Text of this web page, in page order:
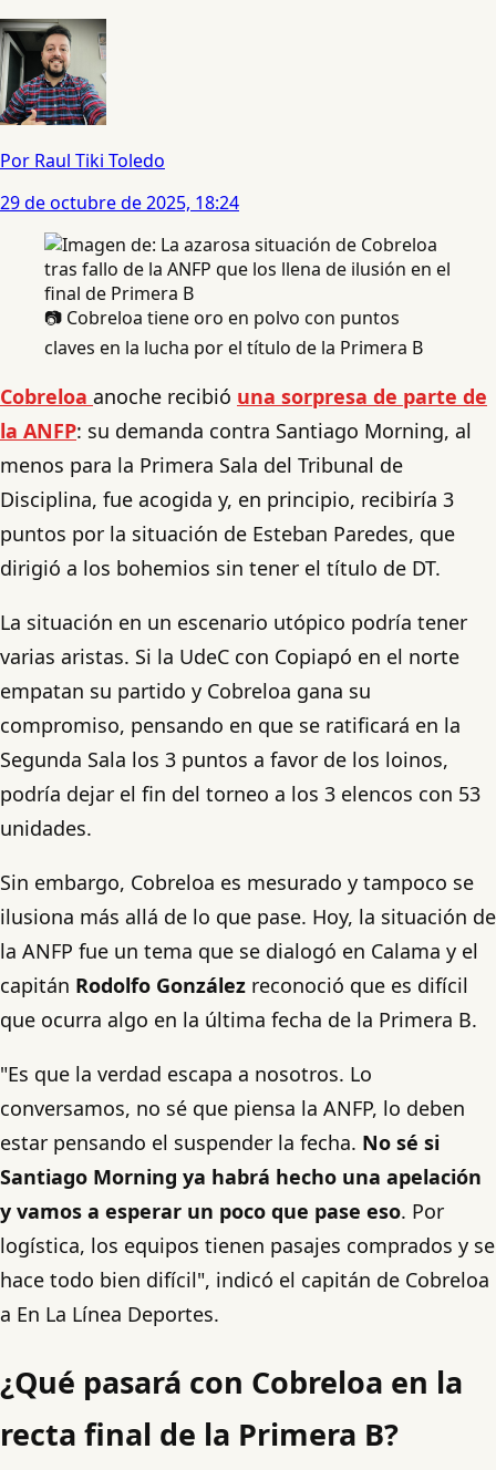
Por Raul Tiki Toledo
29 de octubre de 2025, 18:24
📷 Cobreloa tiene oro en polvo con puntos
claves en la lucha por el título de la Primera B
Cobreloa anoche recibió una sorpresa de parte de
la ANFP: su demanda contra Santiago Morning, al
menos para la Primera Sala del Tribunal de
Disciplina, fue acogida y, en principio, recibiría 3
puntos por la situación de Esteban Paredes, que
dirigió a los bohemios sin tener el título de DT.
La situación en un escenario utópico podría tener
varias aristas. Si la UdeC con Copiapó en el norte
empatan su partido y Cobreloa gana su
compromiso, pensando en que se ratificará en la
Segunda Sala los 3 puntos a favor de los loinos,
podría dejar el fin del torneo a los 3 elencos con 53
unidades.
Sin embargo, Cobreloa es mesurado y tampoco se
ilusiona más allá de lo que pase. Hoy, la situación de
la ANFP fue un tema que se dialogó en Calama y el
capitán Rodolfo González reconoció que es difícil
que ocurra algo en la última fecha de la Primera B.
"Es que la verdad escapa a nosotros. Lo
conversamos, no sé que piensa la ANFP, lo deben
estar pensando el suspender la fecha. No sé si
Santiago Morning ya habrá hecho una apelación
y vamos a esperar un poco que pase eso. Por
logística, los equipos tienen pasajes comprados y se
hace todo bien difícil", indicó el capitán de Cobreloa
a En La Línea Deportes.
¿Qué pasará con Cobreloa en la
recta final de la Primera B?